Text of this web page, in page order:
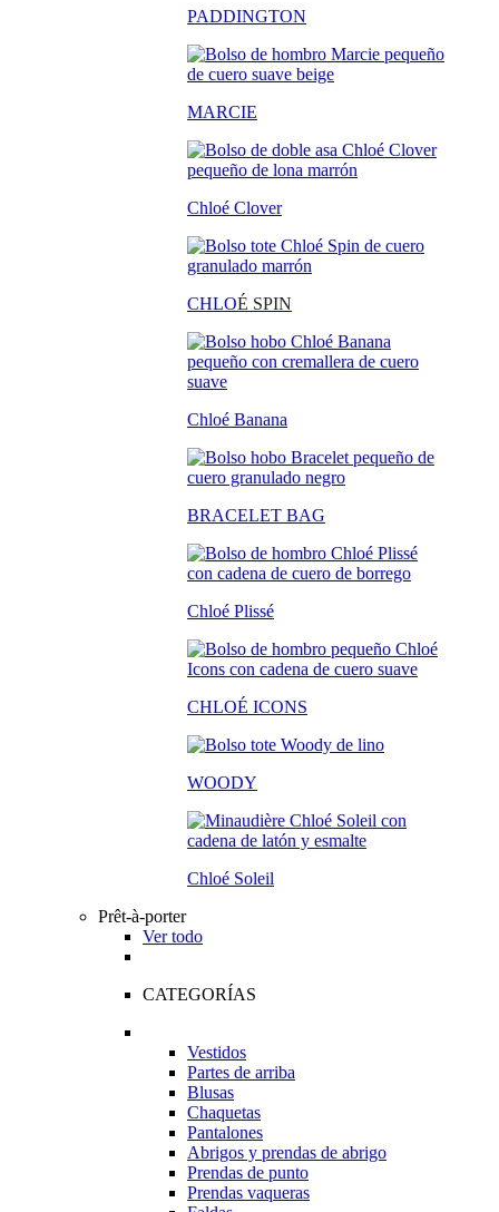
PADDINGTON
MARCIE
Chloé Clover
CHLOÉ SPIN
Chloé Banana
BRACELET BAG
Chloé Plissé
CHLOÉ ICONS
WOODY
Chloé Soleil
Prêt-à-porter
Ver todo
CATEGORÍAS
Vestidos
Partes de arriba
Blusas
Chaquetas
Pantalones
Abrigos y prendas de abrigo
Prendas de punto
Prendas vaqueras